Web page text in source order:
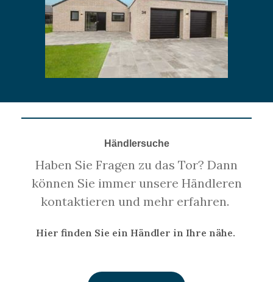
Händlersuche
Haben Sie Fragen zu das Tor? Dann
können Sie immer unsere Händleren
kontaktieren und mehr erfahren.
Hier finden Sie ein Händler in Ihre nähe.